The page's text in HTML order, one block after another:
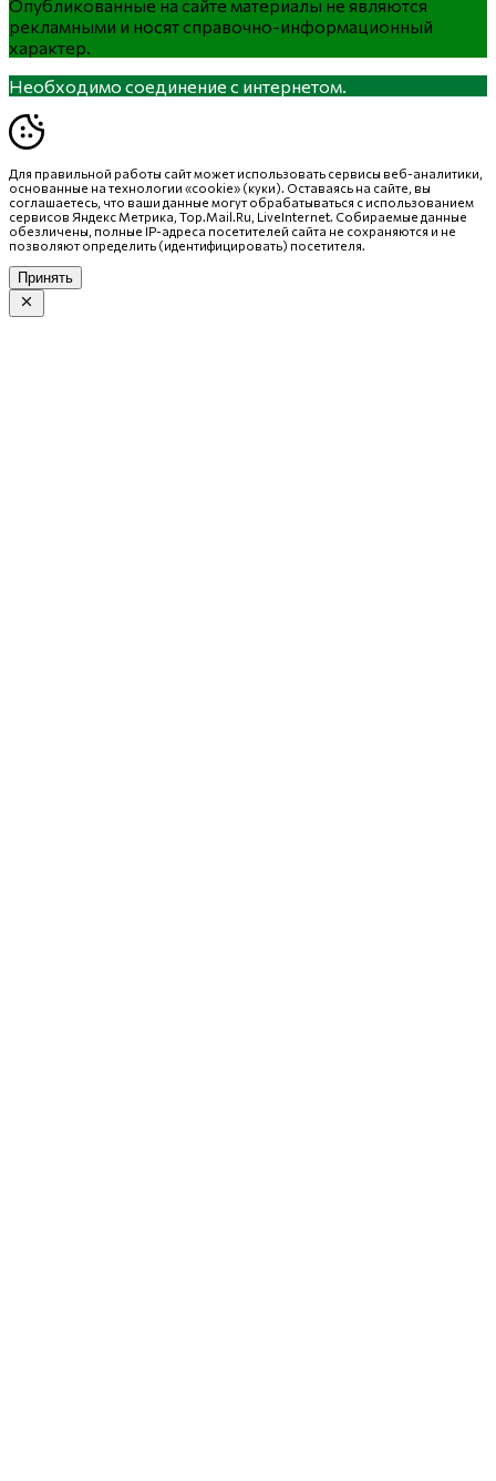
Опубликованные на сайте материалы не являются
рекламными и носят справочно-информационный
характер.
Необходимо соединение с интернетом.
Для правильной работы сайт может использовать сервисы веб-аналитики,
основанные на технологии «cookie» (куки). Оставаясь на сайте, вы
соглашаетесь, что ваши данные могут обрабатываться с использованием
сервисов Яндекс Метрика, Top.Mail.Ru, LiveInternet. Собираемые данные
обезличены, полные IP-адреса посетителей сайта не сохраняются и не
позволяют определить (идентифицировать) посетителя.
Принять